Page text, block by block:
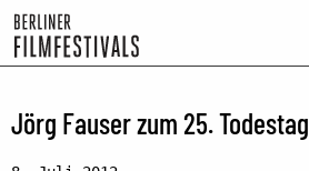
Jörg Fauser zum 25. Todestag